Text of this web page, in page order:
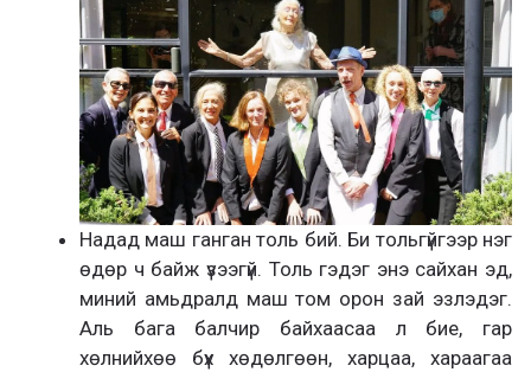
Надад маш ганган толь бий. Би тольгүйгээр нэг
өдөр ч байж үзээгүй. Толь гэдэг энэ сайхан эд,
миний амьдралд маш том орон зай эзлэдэг.
Аль бага балчир байхаасаа л бие, гар
хөлнийхөө бүх хөдөлгөөн, харцаа, хараагаа